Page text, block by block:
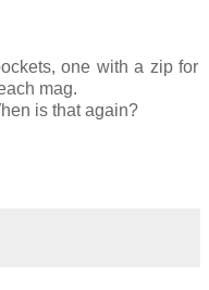
one with a zip for
mag.
is that again?